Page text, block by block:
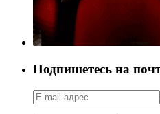
Подпишетесь на